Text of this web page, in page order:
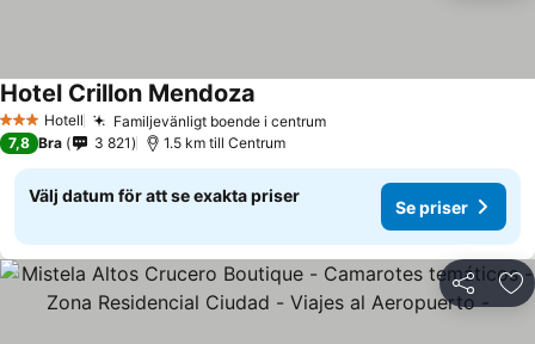
3 StjärnorHotell Familjevänligt boende i centrumSe priser
Hotel Crillon Mendoza
7,8 Bra 3 821 1.5 km till Centrum
Välj datum för att se exakta priser
Se priser
Dela